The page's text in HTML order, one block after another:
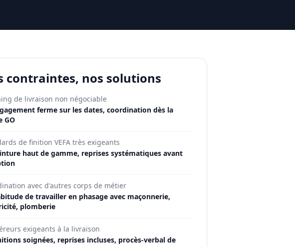
contraintes, nos solutions
de livraison non négociable
ferme sur les dates, coordination dès la
GO
de finition VEFA très exigeants
haut de gamme, reprises systématiques avant
avec d'autres corps de métier
de travailler en phasage avec maçonnerie,
plomberie
exigeants à la livraison
soignées, reprises incluses, procès-verbal de